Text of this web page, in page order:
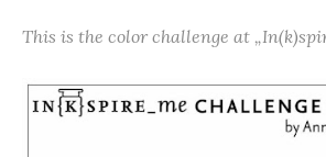
This is the color challenge at